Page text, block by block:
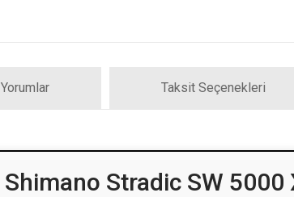
Yorumlar Taksit Seçenekleri
Shimano Stradic SW